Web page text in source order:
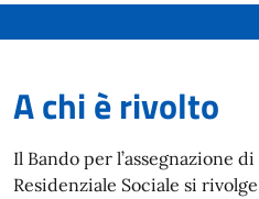
A chi è rivolto
Il Bando per l’assegnazione
Residenziale Sociale si